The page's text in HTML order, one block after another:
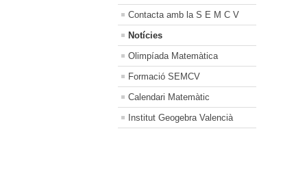
Contacta amb la S E M C V
Notícies
Olimpíada Matemàtica
Formació SEMCV
Calendari Matemàtic
Institut Geogebra Valencià